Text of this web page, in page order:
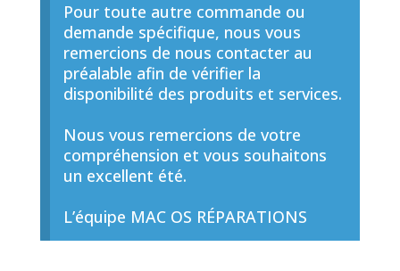
Pour toute autre commande ou
demande spécifique, nous vous
remercions de nous contacter au
préalable afin de vérifier la
disponibilité des produits et services.
Nous vous remercions de votre
compréhension et vous souhaitons
un excellent été.
L’équipe MAC OS RÉPARATIONS